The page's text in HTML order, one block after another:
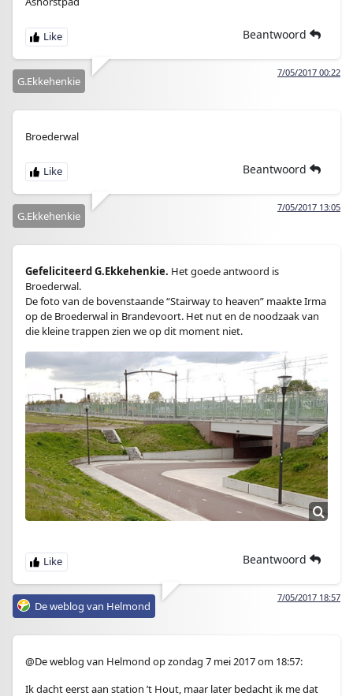
Beantwoord
7/05/2017 00:22
G.Ekkehenkie
Broederwal
Beantwoord
7/05/2017 13:05
G.Ekkehenkie
Gefeliciteerd G.Ekkehenkie. Het goede antwoord is
Broederwal.
De foto van de bovenstaande “Stairway to heaven” maakte Irma
op de Broederwal in Brandevoort. Het nut en de noodzaak van
die kleine trappen zien we op dit moment niet.
Beantwoord
7/05/2017 18:57
De weblog van Helmond
@De weblog van Helmond op zondag 7 mei 2017 om 18:57:
Ik dacht eerst aan station ’t Hout, maar later bedacht ik me dat